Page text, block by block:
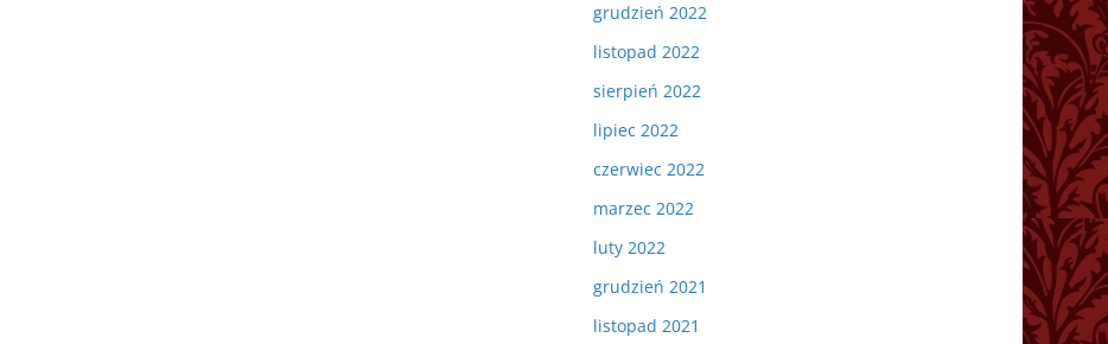
grudzień 2022
listopad 2022
sierpień 2022
lipiec 2022
czerwiec 2022
marzec 2022
luty 2022
grudzień 2021
listopad 2021